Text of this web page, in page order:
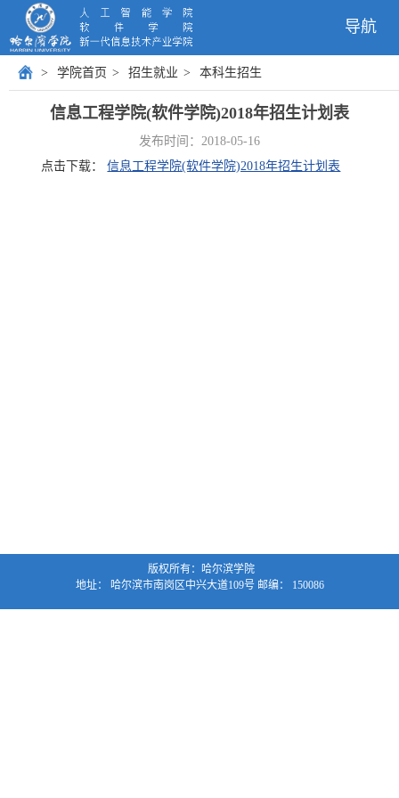
导航
> 学院首页 > 招生就业 > 本科生招生
信息工​程学院(软件学院)2018年招生计划表
发布时间：2018-05-16
点击下载：信息工程学院(软件学院)2018年招生计划表
版权所有：哈尔滨学院
地址： 哈尔滨市南岗区中兴大道109号 邮编： 150086